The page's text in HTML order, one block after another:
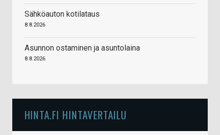
Sähköauton kotilataus
8.8.2026
Asunnon ostaminen ja asuntolaina
8.8.2026
HINTA.FI HINTAVERTAILU